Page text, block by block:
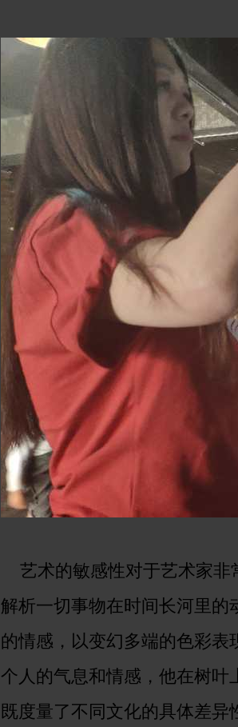
艺术的敏感性对于艺术家
解析一切事物在时间长河里的
的情感，以变幻多端的色彩
个人的气息和情感，他在树
既度量了不同文化的具体差